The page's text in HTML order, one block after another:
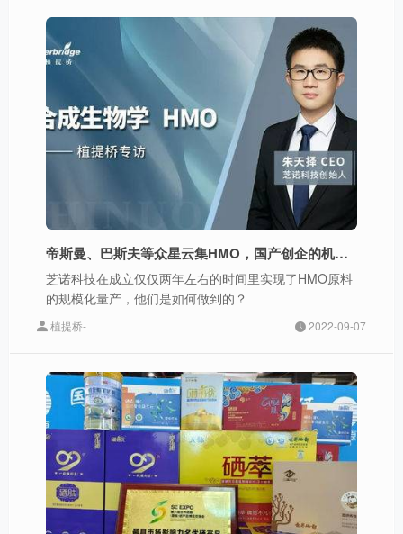
帝斯曼、巴斯夫等众星云集HMO，国产创企的机会在哪里？
芝诺科技在成立仅仅两年左右的时间里实现了HMO原料
的规模化量产，他们是如何做到的？
植提桥- 2022-09-07